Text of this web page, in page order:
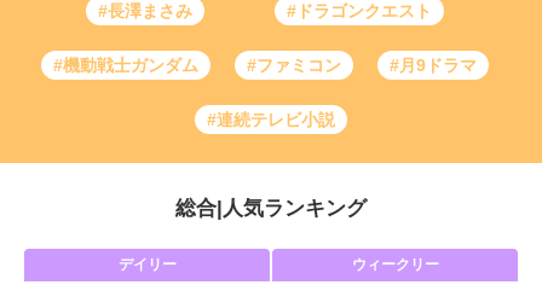
#長澤まさみ #ドラゴンクエスト
#機動戦士ガンダム #ファミコン #月9ドラマ
#連続テレビ小説
総合 人気ランキング
デイリー ウィークリー